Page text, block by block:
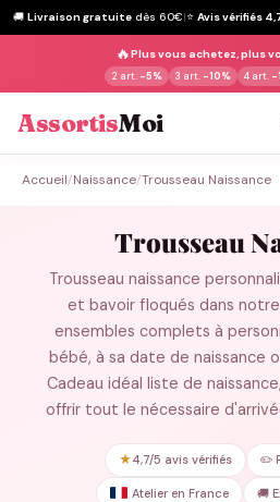
🚚 Livraison gratuite dès 60€|⭐ Avis vérifiés
🔥Plus vous achetez, plus
2 art. -5% 3 art. -10% 4 art. -
AssortisMoi
Accueil/Naissance/Trousseau Naissance
Trousseau
Trousseau naissance
et bavoir floqués dans
ensembles complets à
bébé, à sa date de naissance
Cadeau idéal liste de
offrir tout le nécessaire
★4,7/5 avis vérifiés ✏️
Atelier en France 🚚